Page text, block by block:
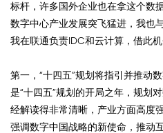
标杆，许多国外企业也在拿这个数
数字中心产业发展突飞猛进，我也
我在联通负责IDC和云计算，借此
第一，“十四五”规划将指引并推动
是“十四五”规划的开局之年，规划
经解读得非常清晰，产业方面高度
强调数字中国战略的新使命，推动